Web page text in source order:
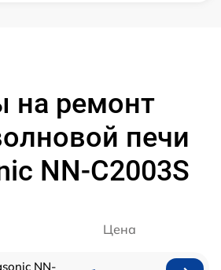
на ремонт
печи
NN-C2003S
Цена
NN-